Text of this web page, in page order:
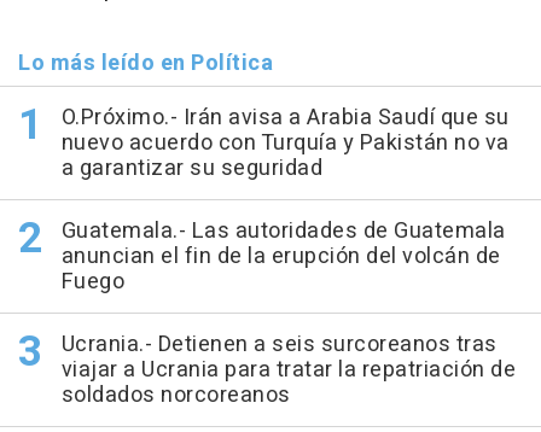
Lo más leído en Política
O.Próximo.- Irán avisa a Arabia Saudí que su
nuevo acuerdo con Turquía y Pakistán no va
a garantizar su seguridad
Guatemala.- Las autoridades de Guatemala
anuncian el fin de la erupción del volcán de
Fuego
Ucrania.- Detienen a seis surcoreanos tras
viajar a Ucrania para tratar la repatriación de
soldados norcoreanos